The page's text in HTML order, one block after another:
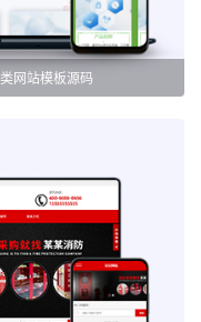
网站模板源码